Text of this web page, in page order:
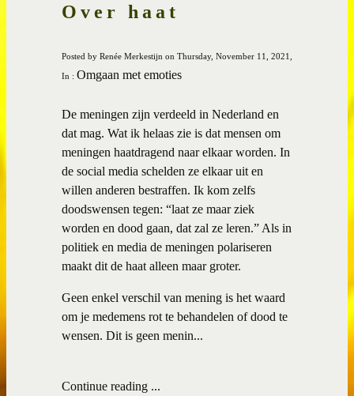
Over haat
Posted by Renée Merkestijn on Thursday, November 11, 2021,
In : Omgaan met emoties
De meningen zijn verdeeld in Nederland en
dat mag. Wat ik helaas zie is dat mensen om
meningen haatdragend naar elkaar worden. In
de social media schelden ze elkaar uit en
willen anderen bestraffen. Ik kom zelfs
doodswensen tegen: “laat ze maar ziek
worden en dood gaan, dat zal ze leren.” Als in
politiek en media de meningen polariseren
maakt dit de haat alleen maar groter.
Geen enkel verschil van mening is het waard
om je medemens rot te behandelen of dood te
wensen. Dit is geen menin...
Continue reading ...